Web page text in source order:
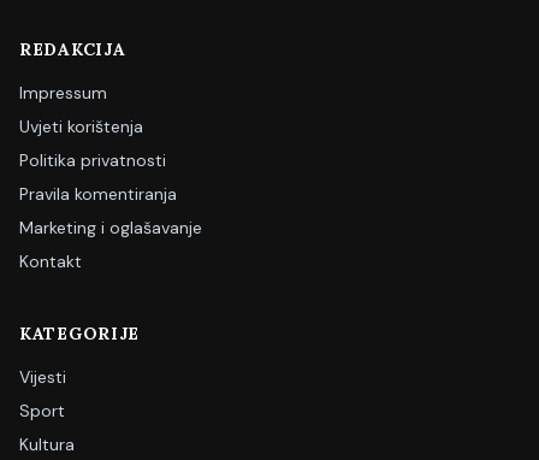
REDAKCIJA
Impressum
Uvjeti korištenja
Politika privatnosti
Pravila komentiranja
Marketing i oglašavanje
Kontakt
KATEGORIJE
Vijesti
Sport
Kultura